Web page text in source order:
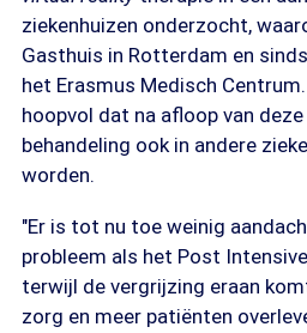
ziekenhuizen onderzocht,
Gasthuis in Rotterdam en
het Erasmus Medisch
hoopvol dat na afloop van
behandeling ook in andere
worden.
"Er is tot nu toe weinig
probleem als het Post
terwijl de vergrijzing eraan
zorg en meer patiënten